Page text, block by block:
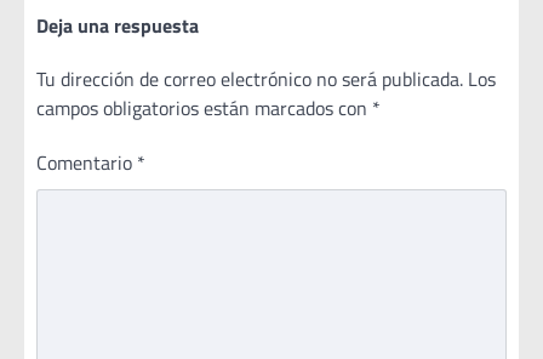
Deja una respuesta
Tu dirección de correo electrónico no será publicada. Los
campos obligatorios están marcados con *
Comentario *